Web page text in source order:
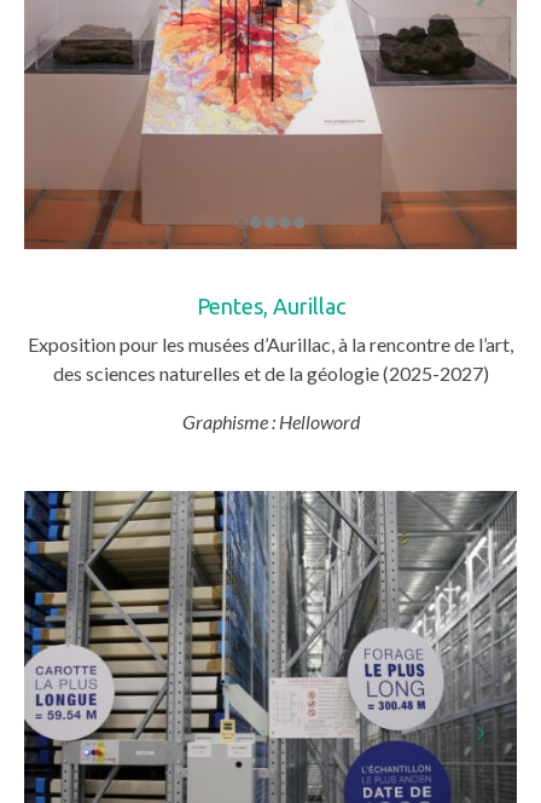
Pentes, Aurillac
Exposition pour les musées d’Aurillac, à la rencontre de l’art,
des sciences naturelles et de la géologie (2025-2027)
Graphisme : Helloword